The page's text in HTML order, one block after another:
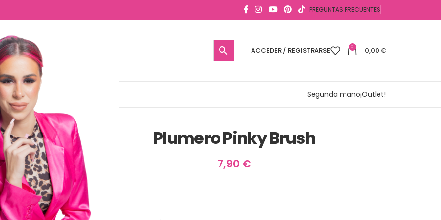
PREGUNTAS FRECUENTES
ACCEDER / REGISTRARSE 0 0,00 €
Segunda mano¡Outlet!
Plumero Pinky Brush
7,90 €